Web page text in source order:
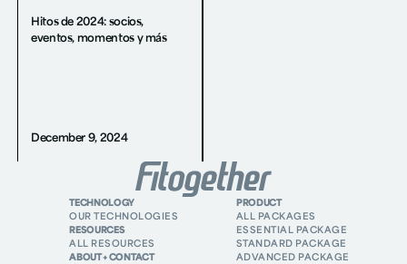
Hitos de 2024: socios,
eventos, momentos y más
December 9, 2024
TECHNOLOGY
OUR TECHNOLOGIES
RESOURCES
ALL RESOURCES
ABOUT + CONTACT
PRODUCT
ALL PACKAGES
ESSENTIAL PACKAGE
STANDARD PACKAGE
ADVANCED PACKAGE